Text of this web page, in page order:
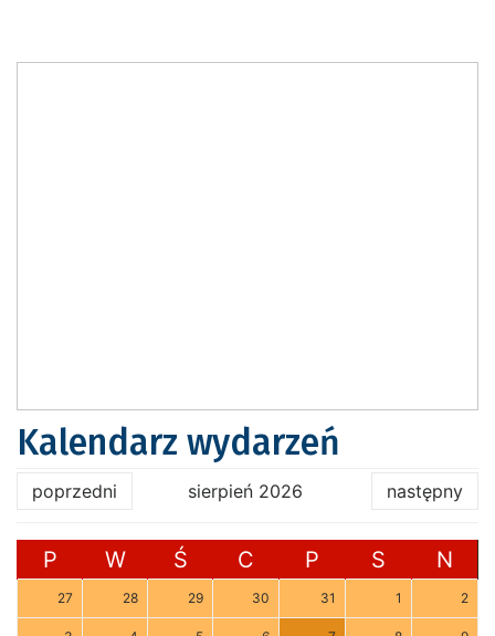
Kalendarz wydarzeń
poprzedni sierpień 2026 następny
P W Ś C P S N
27 28 29 30 31 1 2